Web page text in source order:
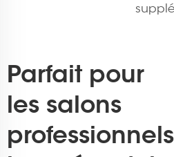
Parfait pour
les salons